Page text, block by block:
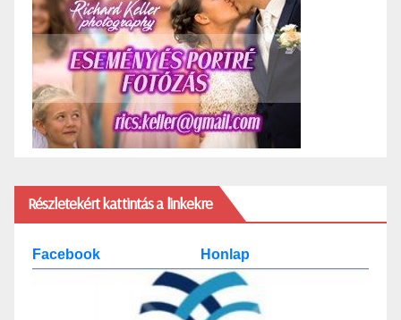
Részletekért kattintás a linkekre
Facebook Honlap